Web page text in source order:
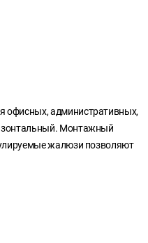
офисных, административных,
Монтажный
жалюзи позволяют